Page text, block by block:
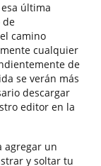
última
de
camino
cualquier
de
se verán más
descargar
editor en la
agregar un
y soltar tu